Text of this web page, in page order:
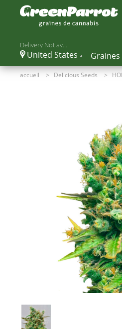
Delivery Not available
United States
accueil > Delicious Seeds >